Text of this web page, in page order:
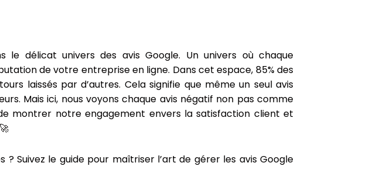
le délicat univers des avis Google. Un univers où chaque
de votre entreprise en ligne. Dans cet espace, 85% des
laissés par d’autres. Cela signifie que même un seul avis
Mais ici, nous voyons chaque avis négatif non pas comme
montrer notre engagement envers la satisfaction client et
Suivez le guide pour maîtriser l’art de gérer les avis Google